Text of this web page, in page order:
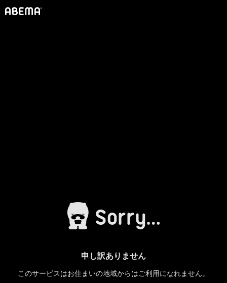
申し訳ありません
このサービスはお住まいの地域からはご利用になれません。